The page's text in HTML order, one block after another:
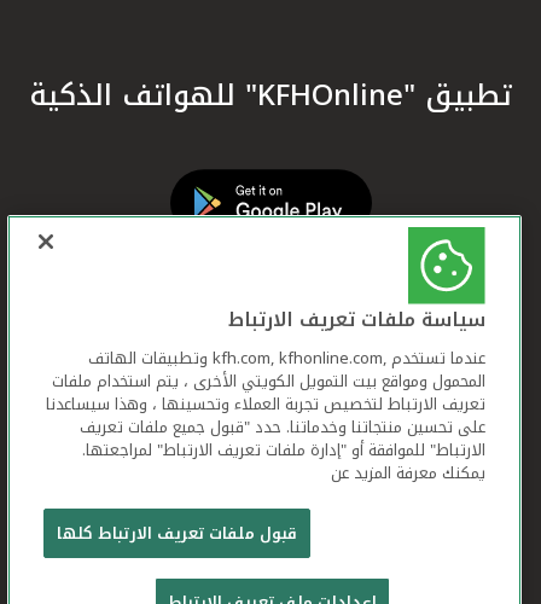
تطبيق "KFHOnline" للهواتف الذكية
بيت التمويل الكويتي جميع الحقوق محفوظة © 2026
شروط وأحكام استخدام الموقع الإلكتروني
سياسة ملفات تعريف الارتباط
عندما تستخدم ,kfh.com, kfhonline.com وتطبيقات الهاتف
المحمول ومواقع بيت التمويل الكويتي الأخرى ، يتم استخدام ملفات
تعريف الارتباط لتخصيص تجربة العملاء وتحسينها ، وهذا سيساعدنا
على تحسين منتجاتنا وخدماتنا. حدد "قبول جميع ملفات تعريف
الارتباط" للموافقة أو "إدارة ملفات تعريف الارتباط" لمراجعتها.
يمكنك معرفة المزيد عن
قبول ملفات تعريف الارتباط كلها